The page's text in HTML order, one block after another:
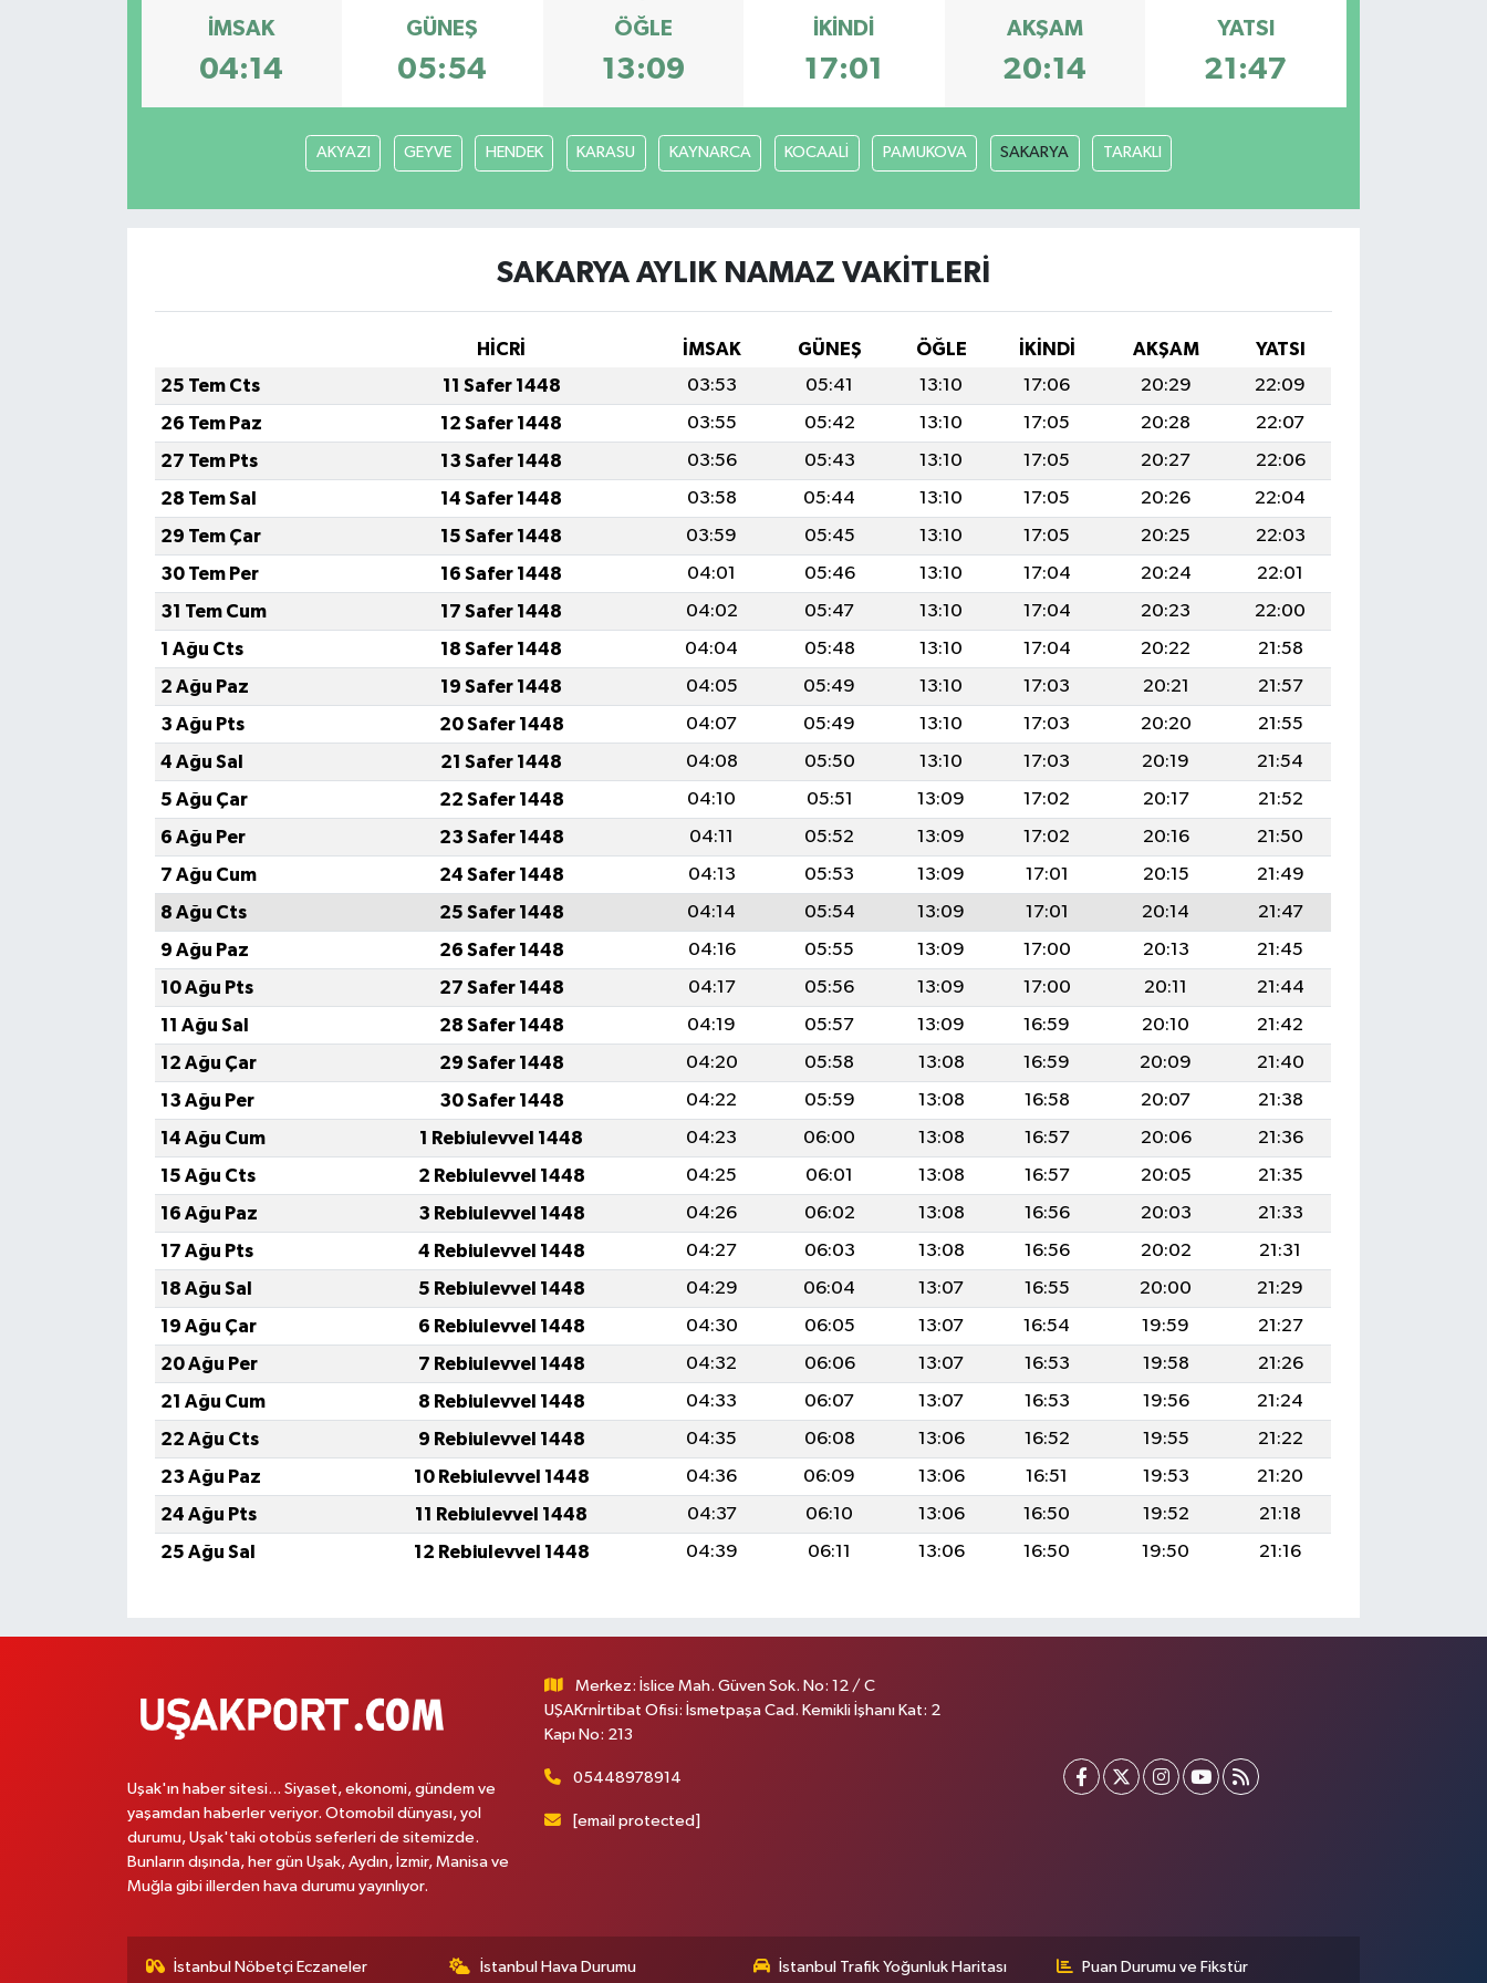
İMSAK
04:14
GÜNEŞ
05:54
ÖĞLE
13:09
İKINDI
17:01
AKŞAM
20:14
YATSI
21:47
AKYAZI GEYVE HENDEK KARASU KAYNARCA KOCAALİ PAMUKOVA SAKARYA TARAKLI
SAKARYA AYLIK NAMAZ VAKITLERI
HİCRİ İMSAK GÜNEŞ ÖĞLE İKINDI AKŞAM
YATSI
25 Tem Cts
11 Safer 1448 03:53 05:41 13:10 17:06 20:29
22:09
26 Tem Paz
12 Safer 1448 03:55 05:42 13:10 17:05 20:28
22:07
27 Tem Pts
13 Safer 1448 03:56 05:43 13:10 17:05 20:27
22:06
28 Tem Sal
14 Safer 1448 03:58 05:44 13:10 17:05 20:26
22:04
29 Tem Çar
15 Safer 1448 03:59 05:45 13:10 17:05 20:25
22:03
30 Tem Per
16 Safer 1448 04:01 05:46 13:10 17:04 20:24
22:01
31 Tem Cum
17 Safer 1448 04:02 05:47 13:10 17:04 20:23
22:00
1 Ağu Cts
18 Safer 1448 04:04 05:48 13:10 17:04 20:22
21:58
2 Ağu Paz
19 Safer 1448 04:05 05:49 13:10 17:03 20:21
21:57
3 Ağu Pts
20 Safer 1448 04:07 05:49 13:10 17:03 20:20
21:55
4 Ağu Sal
21 Safer 1448 04:08 05:50 13:10 17:03 20:19
21:54
5 Ağu Çar
22 Safer 1448 04:10 05:51 13:09 17:02 20:17
21:52
6 Ağu Per
23 Safer 1448 04:11 05:52 13:09 17:02 20:16
21:50
7 Ağu Cum
24 Safer 1448 04:13 05:53 13:09 17:01 20:15
21:49
8 Ağu Cts
25 Safer 1448 04:14 05:54 13:09 17:01 20:14
21:47
9 Ağu Paz
26 Safer 1448 04:16 05:55 13:09 17:00 20:13
21:45
10 Ağu Pts
27 Safer 1448 04:17 05:56 13:09 17:00 20:11
21:44
11 Ağu Sal
28 Safer 1448 04:19 05:57 13:09 16:59 20:10
21:42
12 Ağu Çar
29 Safer 1448 04:20 05:58 13:08 16:59 20:09
21:40
13 Ağu Per
30 Safer 1448 04:22 05:59 13:08 16:58 20:07
21:38
14 Ağu Cum
1 Rebiulevvel 1448 04:23 06:00 13:08 16:57 20:06
21:36
15 Ağu Cts
2 Rebiulevvel 1448 04:25 06:01 13:08 16:57 20:05
21:35
16 Ağu Paz
3 Rebiulevvel 1448 04:26 06:02 13:08 16:56 20:03
21:33
17 Ağu Pts
4 Rebiulevvel 1448 04:27 06:03 13:08 16:56 20:02
21:31
18 Ağu Sal
5 Rebiulevvel 1448 04:29 06:04 13:07 16:55 20:00
21:29
19 Ağu Çar
6 Rebiulevvel 1448 04:30 06:05 13:07 16:54 19:59
21:27
20 Ağu Per
7 Rebiulevvel 1448 04:32 06:06 13:07 16:53 19:58
21:26
21 Ağu Cum
8 Rebiulevvel 1448 04:33 06:07 13:07 16:53 19:56
21:24
22 Ağu Cts
9 Rebiulevvel 1448 04:35 06:08 13:06 16:52 19:55
21:22
23 Ağu Paz
10 Rebiulevvel 1448 04:36 06:09 13:06 16:51 19:53
21:20
24 Ağu Pts
11 Rebiulevvel 1448 04:37 06:10 13:06 16:50 19:52
21:18
25 Ağu Sal
12 Rebiulevvel 1448 04:39 06:11 13:06 16:50 19:50 21:16
Uşak'ın haber sitesi... Siyaset, ekonomi, gündem ve
yaşamdan haberler veriyor. Otomobil dünyası, yol
durumu, Uşak'taki otobüs seferleri de sitemizde.
Bunların dışında, her gün Uşak, Aydın, İzmir, Manisa ve
Muğla gibi illerden hava durumu yayınlıyor.
Merkez: İslice Mah. Güven Sok. No: 12 / C
UŞAKrnİrtibat Ofisi: İsmetpaşa Cad. Kemikli İşhanı Kat: 2
Kapı No: 213
05448978914
[email protected]
İstanbul Nöbetçi Eczaneler İstanbul Hava Durumu İstanbul Trafik Yoğunluk Haritası Puan Durumu ve Fikstür